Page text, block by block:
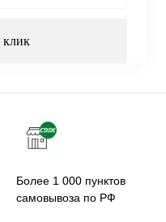
клик
Более 1 000 пунктов
самовывоза по РФ